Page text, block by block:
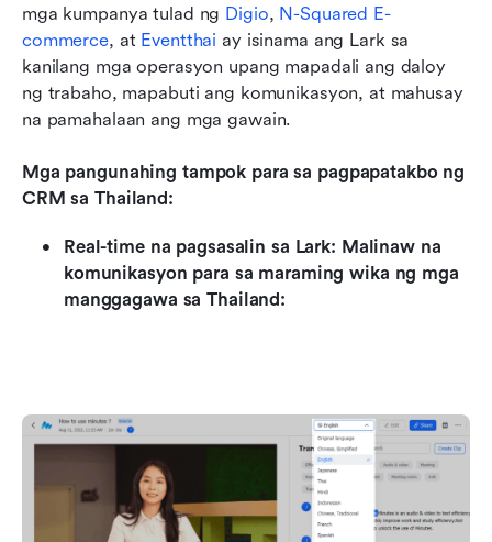
mga kumpanya tulad ng Digio, N-Squared E-
commerce, at Eventthai ay isinama ang Lark sa
kanilang mga operasyon upang mapadali ang daloy
ng trabaho, mapabuti ang komunikasyon, at mahusay
na pamahalaan ang mga gawain.
Mga pangunahing tampok para sa pagpapatakbo ng
CRM sa Thailand:
Real-time na pagsasalin sa Lark: Malinaw na
komunikasyon para sa maraming wika ng mga
manggagawa sa Thailand: